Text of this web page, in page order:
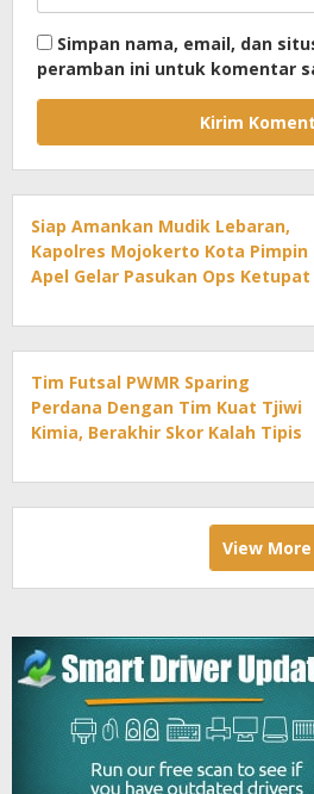
Simpan nama, email, dan
peramban ini untuk komentar
Siap Amankan Mudik Lebaran,
Kapolres Mojokerto Kota Pimpin
Apel Gelar Pasukan Ops Ketupat
Tim Futsal PWMR Sparing
Perdana Dengan Tim Kuat Tjiwi
Kimia, Berakhir Skor Kalah Tipis
View More